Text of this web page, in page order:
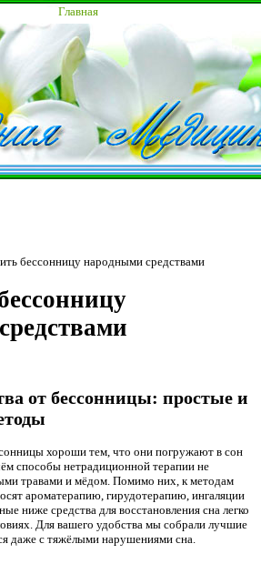
Главная
бессонницу народными средствами
от бессонницы: простые и
хороши тем, что они погружают в сон
способы нетрадиционной терапии не
травами и мёдом. Помимо них, к методам
ароматерапию, гирудотерапию, ингаляции
ниже средства для восстановления сна легко
Для вашего удобства мы собрали лучшие
даже с тяжёлыми нарушениями сна.